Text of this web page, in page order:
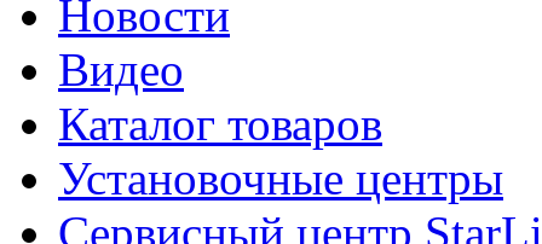
Новости
Видео
Каталог товаров
Установочные центры
Сервисный центр